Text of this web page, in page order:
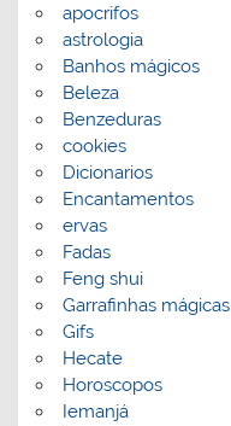
apocrifos
astrologia
Banhos mágicos
Beleza
Benzeduras
cookies
Dicionarios
Encantamentos
ervas
Fadas
Feng shui
Garrafinhas mágicas
Gifs
Hecate
Horoscopos
Iemanjá